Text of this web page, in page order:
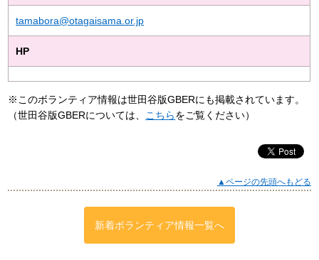
tamabora@otagaisama.or.jp
HP
※このボランティア情報は世田谷版GBERにも掲載されています。
（世田谷版GBERについては、
こちらをご覧ください）
▲ページの先頭へもどる
新着ボランティア情報一覧へ